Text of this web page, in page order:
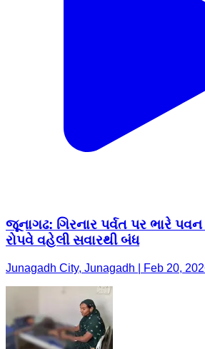
જૂનાગઢ: ગિરનાર પર્વત પર ભારે પવન
રોપવે વહેલી સવારથી બંધ
Junagadh City, Junagadh | Feb 20,